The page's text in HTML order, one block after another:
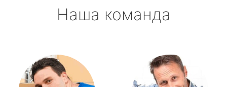
Наша команда